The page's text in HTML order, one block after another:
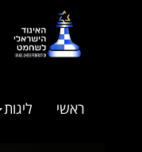
ראשי ליגות